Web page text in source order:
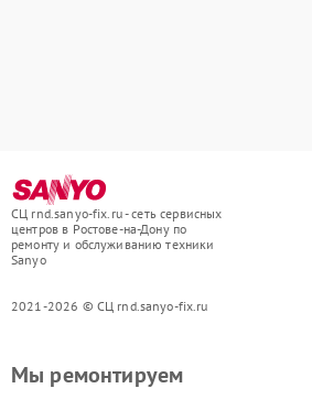
СЦ rnd.sanyo-fix.ru - сеть сервисных
центров в Ростове-на-Дону по
ремонту и обслуживанию техники
Sanyo
2021-2026 © СЦ rnd.sanyo-fix.ru
Мы ремонтируем